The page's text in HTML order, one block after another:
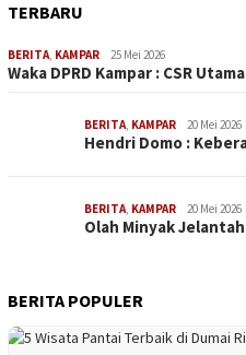
TERBARU
BERITA, KAMPAR 25 Mei 2026
Waka DPRD Kampar : CSR
BERITA, KAMPAR 20 Mei 2026
Hendri Domo :
BERITA, KAMPAR 20 Mei 2026
Olah Minyak
BERITA POPULER